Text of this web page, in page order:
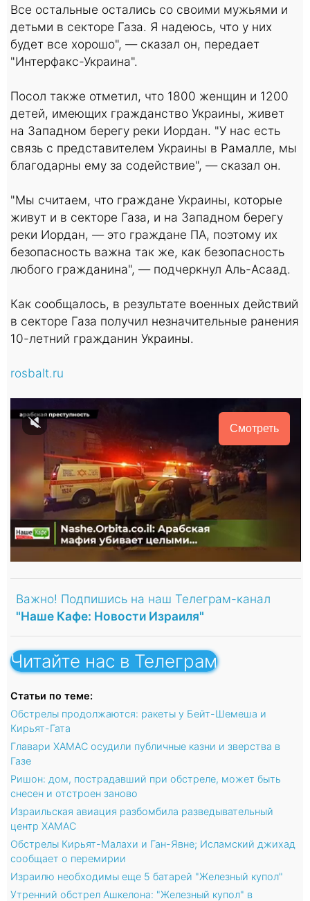
Все остальные остались со своими мужьями и
детьми в секторе Газа. Я надеюсь, что у них
будет все хорошо", — сказал он, передает
"Интерфакс-Украина".
Посол также отметил, что 1800 женщин и 1200
детей, имеющих гражданство Украины, живет
на Западном берегу реки Иордан. "У нас есть
связь с представителем Украины в Рамалле, мы
благодарны ему за содействие", — сказал он.
"Мы считаем, что граждане Украины, которые
живут и в секторе Газа, и на Западном берегу
реки Иордан, — это граждане ПА, поэтому их
безопасность важна так же, как безопасность
любого гражданина", — подчеркнул Аль-Асаад.
Как сообщалось, в результате военных действий
в секторе Газа получил незначительные ранения
10-летний гражданин Украины.
rosbalt.ru
Смотреть
Важно! Подпишись на наш Телеграм-канал
"Наше Кафе: Новости Израиля"
Читайте нас в Телеграм
Статьи по теме:
Обстрелы продолжаются: ракеты у Бейт-Шемеша и
Кирьят-Гата
Главари ХАМАС осудили публичные казни и зверства в
Газе
Ришон: дом, пострадавший при обстреле, может быть
снесен и отстроен заново
Израильская авиация разбомбила разведывательный
центр ХАМАС
Обстрелы Кирьят-Малахи и Ган-Явне; Исламский джихад
сообщает о перемирии
Израилю необходимы еще 5 батарей "Железный купол"
Утренний обстрел Ашкелона: "Железный купол" в